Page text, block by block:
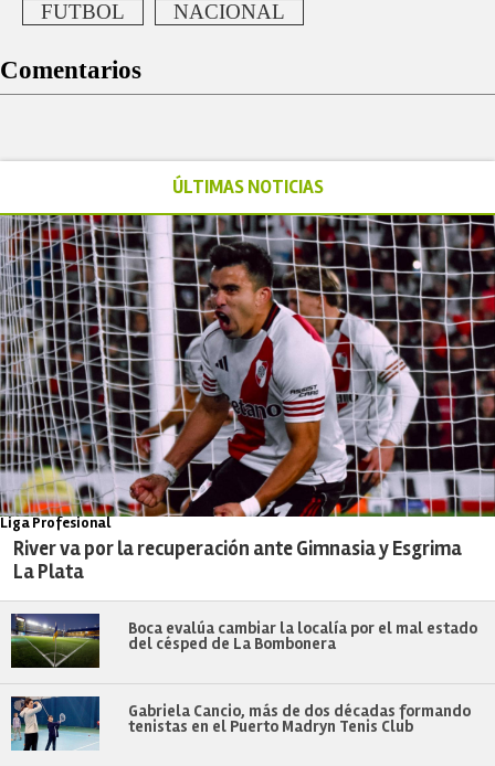
FUTBOL NACIONAL
Comentarios
ÚLTIMAS NOTICIAS
Liga Profesional
River va por la recuperación ante Gimnasia y Esgrima
La Plata
Boca evalúa cambiar la localía por el mal estado
del césped de La Bombonera
Gabriela Cancio, más de dos décadas formando
tenistas en el Puerto Madryn Tenis Club